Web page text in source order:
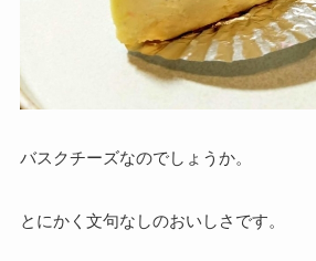
バスクチーズなのでしょうか。
とにかく文句なしのおいしさです。